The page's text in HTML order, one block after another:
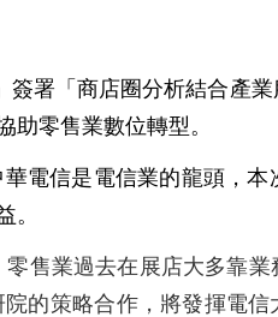
簽署「商店圈分析結合產
零售業數位轉型。
電信是電信業的龍頭，
。
售業過去在展店大多靠
的策略合作，將發揮電信